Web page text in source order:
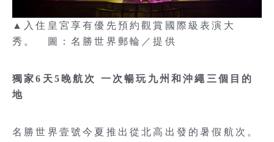
▲入住皇宮享有優先預約觀賞國際級表演大
秀。 圖：名勝世界郵輪／提供
獨家6天5晚航次 一次暢玩九州和沖繩三個目的
地
名勝世界壹號今夏推出從北高出發的暑假航次。